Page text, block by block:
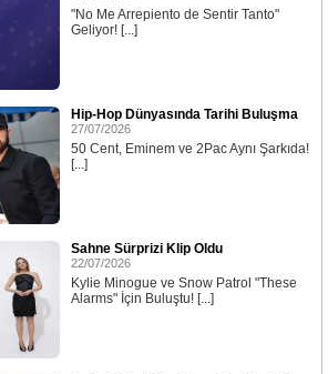
"No Me Arrepiento de Sentir Tanto"
Geliyor! [...]
Hip-Hop Dünyasında Tarihi Buluşma
27/07/2026
50 Cent, Eminem ve 2Pac Aynı Şarkıda!
[...]
Sahne Sürprizi Klip Oldu
22/07/2026
Kylie Minogue ve Snow Patrol "These
Alarms" İçin Buluştu! [...]